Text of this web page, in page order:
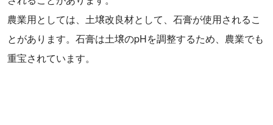
農業用としては、土壌改良材として、石膏が使用されるこ
とがあります。石膏は土壌のpHを調整するため、農業でも
重宝されています。